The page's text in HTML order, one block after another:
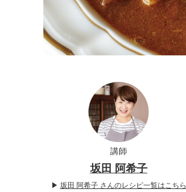
講師
坂田 阿希子
▶ 坂田 阿希子 さんのレシピ一覧はこちら